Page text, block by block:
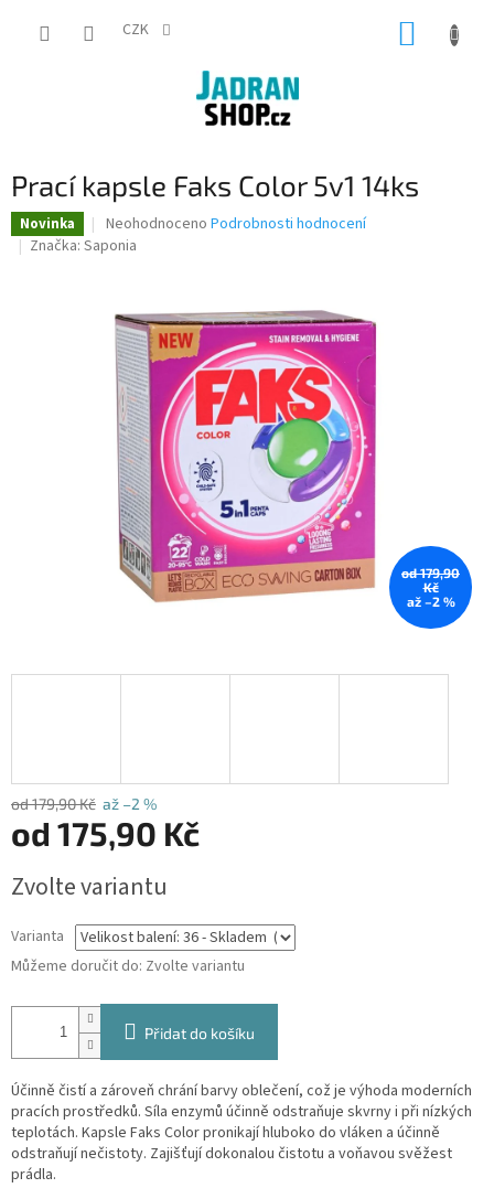
CZK
Prací kapsle Faks Color 5v1 14ks
Novinka
Průměrné
hodnocení
hvězdiček.
Neohodnoceno Podrobnosti hodnocení
Značka: Saponia
od 179,90
Kč
až –2 %
od 179,90 Kč až –2 %
od 175,90 Kč
cena:
Zvolte variantu
Varianta
Můžeme doručit do: Zvolte variantu
Přidat do košíku
Účinně čistí a zároveň chrání barvy oblečení, což je výhoda moderních
pracích prostředků. Síla enzymů účinně odstraňuje skvrny i při nízkých
teplotách. Kapsle Faks Color pronikají hluboko do vláken a účinně
odstraňují nečistoty. Zajišťují dokonalou čistotu a voňavou svěžest
prádla.